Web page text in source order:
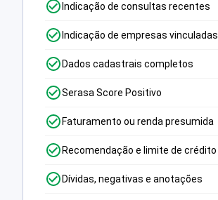
Indicação de consultas recentes
Indicação de empresas vinculadas
Dados cadastrais completos
Serasa Score Positivo
Faturamento ou renda presumida
Recomendação e limite de crédito
Dívidas, negativas e anotações